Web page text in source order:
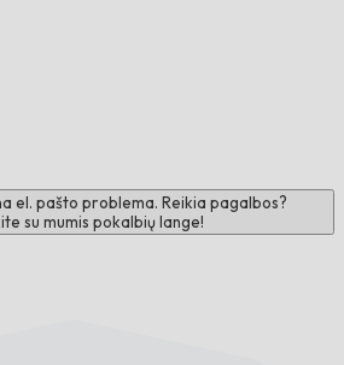
el. pašto problema. Reikia pagalbos?
su mumis pokalbių lange!